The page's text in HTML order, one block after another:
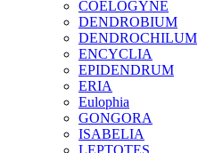
COELOGYNE
DENDROBIUM
DENDROCHILUM
ENCYCLIA
EPIDENDRUM
ERIA
Eulophia
GONGORA
ISABELIA